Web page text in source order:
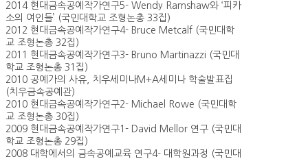
2014 현대금속공예작가연구5- Wendy Ramshaw와 ‘피카
소의 여인들’ (국민대학교 조형논총 33집)
2012 현대금속공예작가연구4- Bruce Metcalf (국민대학
교 조형논총 32집)
2011 현대금속공예작가연구3- Bruno Martinazzi (국민대
학교 조형논총 31집)
2010 공예가의 사유, 치우세미나M+A세미나 학술발표집
(치우금속공예관)
2010 현대금속공예작가연구2- Michael Rowe (국민대학
교 조형논총 30집)
2009 현대금속공예작가연구1- David Mellor 연구 (국민대
학교 조형논총 29집)
2008 대학에서의 금속공예교육 연구4- 대학원과정 (국민대